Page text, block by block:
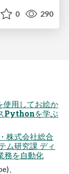
0 290
用してお絵か
Pythonを学ぶ
株式会社総合
ム研究課 ディ
務を自動化
、